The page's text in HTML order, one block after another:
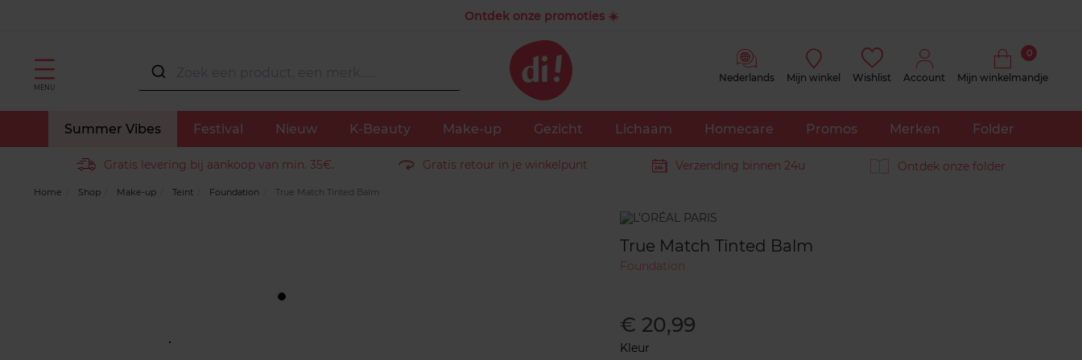
Ontdek onze promoties ☀️
MENU
Nederlands Mijn winkel Wishlist Account Mijn winkelmandje
0
Summer Vibes Festival Nieuw K-Beauty Make-up Gezicht Lichaam Homecare Promos Merken Folder
Gratis levering bij aankoop van min. 35€. Gratis retour in je winkelpunt Verzending binnen 24u Ontdek onze folder
Home Shop Make-up Teint Foundation True Match Tinted Balm
Merk
True Match Tinted Balm
Foundation
€ 20,99
Kleur